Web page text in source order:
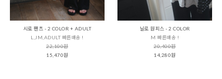
시로 팬츠 - 2 COLOR + ADULT
L,JM,ADULT 빠른배송 !
22,100원
15,470원
닐로 원피스 - 2 COLOR
M 빠른배송 !
20,400원
14,280원